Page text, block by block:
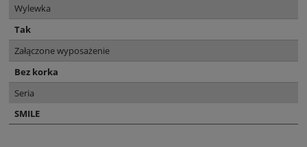
Wylewka
Tak
Załączone wyposażenie
Bez korka
Seria
SMILE